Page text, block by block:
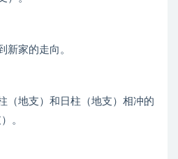
新家的走向。
（地支）和日柱（地支）相冲的
。